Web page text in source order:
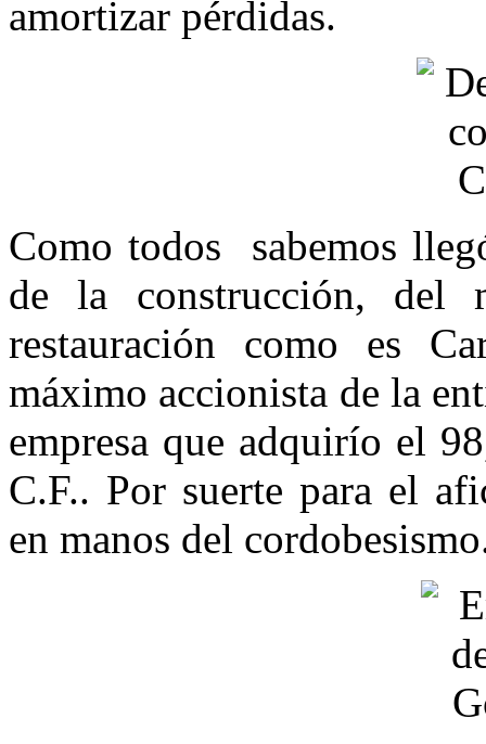
amortizar pérdidas.
Como todos
sabemos
de la construcción,
restauración como es
máximo accionista de la
empresa que adquirío el
C.F.. Por suerte para el
en manos del